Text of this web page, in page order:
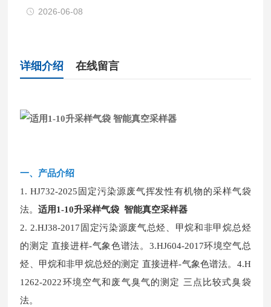
2026-06-08
详细介绍 在线留言
一、 产品介绍
1.HJ732-2025固定污染源废气挥发性有机物的采样气袋
法。适用1-10升采样气袋 智能真空采样器
2. 2.HJ38-2017固定污染源废气总烃、甲烷和非甲烷总烃
的测定 直接进样-气象色谱法。3.HJ604-2017环境空气总
烃、甲烷和非甲烷总烃的测定 直接进样-气象色谱法。4.H
1262-2022环境空气和废气臭气的测定 三点比较式臭袋
法。